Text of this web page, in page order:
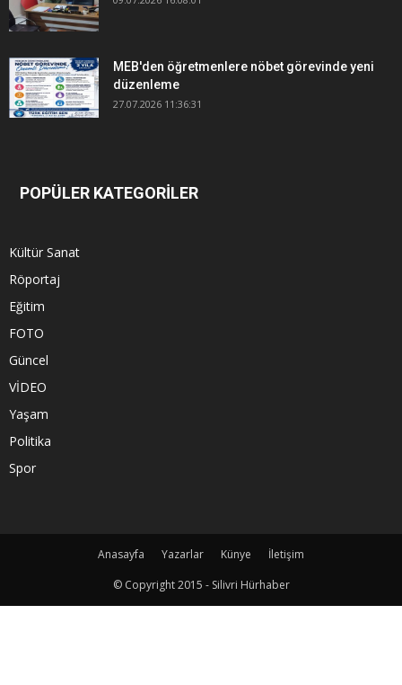
MEB'den öğretmenlere nöbet görevinde yeni
düzenleme
27.07.2026 11:36:31
POPÜLER KATEGORİLER
Kültür Sanat
Röportaj
Eğitim
FOTO
Güncel
VİDEO
Yaşam
Politika
Spor
Anasayfa Yazarlar Künye
İletişim
© Copyright 2015 - Silivri Hürhaber